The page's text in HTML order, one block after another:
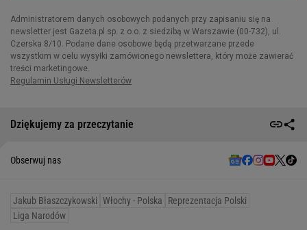
Dziękujemy za przeczytanie
Obserwuj nas
Jakub Błaszczykowski Włochy - Polska
Reprezentacja Polski
Liga Narodów